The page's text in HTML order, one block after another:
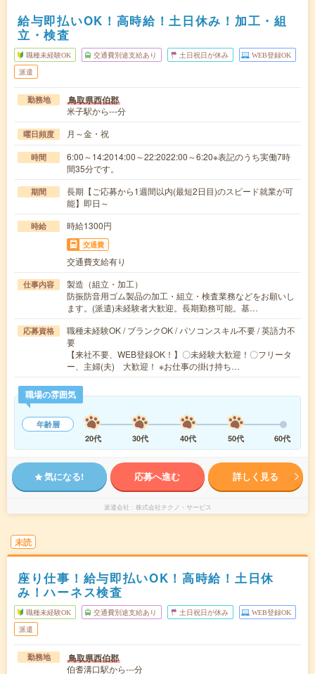
給与即払いOK！高時給！土日休み！加工・組
立・検査
職種未経験OK 交通費別途支給あり 土日祝日が休み WEB登録OK
派遣
勤務地 鳥取県西伯郡
米子駅から---分
曜日頻度 月～金・祝
時間
6:00～14:2014:00～22:2022:00～6:20※表記のうち実働7時
間35分です。
期間
長期【ご応募から1週間以内(最短2日目)のスピード就業が可
能】即日～
時給 時給1300円
交通費
交通費支給有り
仕事内容
製造（組立・加工）
防振防音用ゴム製品の加工・組立・検査業務などをお願いし
ます。(派遣)未経験者大歓迎。長期勤務可能。基…
応募資格
職種未経験OK / ブランクOK / パソコンスキル不要 / 英語力不
要
【来社不要、WEB登録OK！】〇未経験大歓迎！〇フリータ
ー、主婦(夫) 大歓迎！ ※お仕事の掛け持ち…
職場の雰囲気
年齢層
20代
30代 40代 50代 60代
気になる! 応募へ進む 詳しく見る
派遣会社 株式会社テクノ・サービス
未読
座り仕事！給与即払いOK！高時給！土日休
み！ハーネス検査
職種未経験OK 交通費別途支給あり 土日祝日が休み WEB登録OK
派遣
勤務地 鳥取県西伯郡
伯耆溝口駅から---分